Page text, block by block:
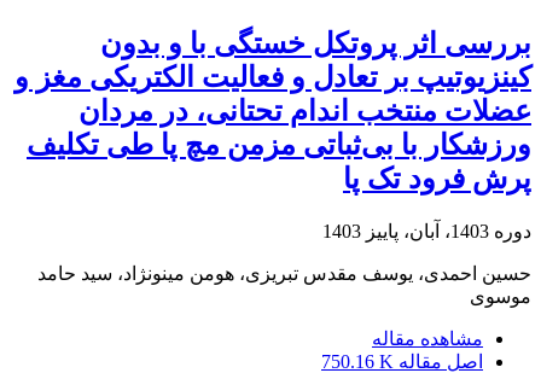
بررسی اثر پروتکل خستگی با و بدون
کینزیوتیپ بر تعادل و فعالیت الکتریکی مغز و
عضلات منتخب اندام تحتانی، در مردان
ورزشکار با بی‌ثباتی مزمن مچ پا طی تکلیف
پرش فرود تک پا
دوره 1403، آبان، پاییز 1403
حسین احمدی، یوسف مقدس تبریزی، هومن مینونژاد، سید حامد
موسوی
مشاهده مقاله
اصل مقاله 750.16 K